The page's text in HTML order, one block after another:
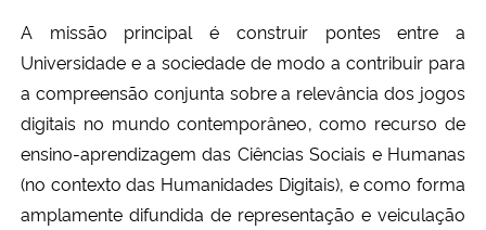
A missão principal é construir pontes entre a
Universidade e a sociedade de modo a contribuir para
a compreensão conjunta sobre a relevância dos jogos
digitais no mundo contemporâneo, como recurso de
ensino-aprendizagem das Ciências Sociais e Humanas
(no contexto das Humanidades Digitais), e como forma
amplamente difundida de representação e veiculação